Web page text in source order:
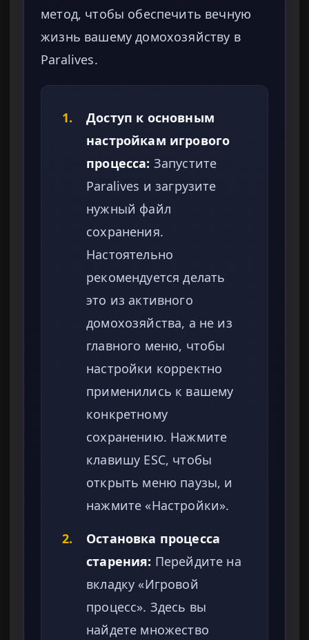
метод, чтобы обеспечить вечную
жизнь вашему домохозяйству в
Paralives.
1.
Доступ к основным
настройкам игрового
процесса: Запустите
Paralives и загрузите
нужный файл
сохранения.
Настоятельно
рекомендуется делать
это из активного
домохозяйства, а не из
главного меню, чтобы
настройки корректно
применились к вашему
конкретному
сохранению. Нажмите
клавишу ESC, чтобы
открыть меню паузы, и
нажмите «Настройки».
2.
Остановка процесса
старения: Перейдите на
вкладку «Игровой
процесс». Здесь вы
найдете множество